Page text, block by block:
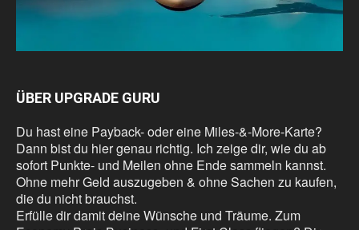
ÜBER UPGRADE GURU
Du hast eine Payback- oder eine Miles-&-More-Karte?
Dann bist du hier genau richtig. Ich zeige dir, wie du ab
sofort Punkte- und Meilen ohne Ende sammeln kannst.
Ohne mehr Geld auszugeben & ohne Sachen zu kaufen,
die du nicht brauchst.
Erfülle dir damit deine Wünsche und Träume. Zum